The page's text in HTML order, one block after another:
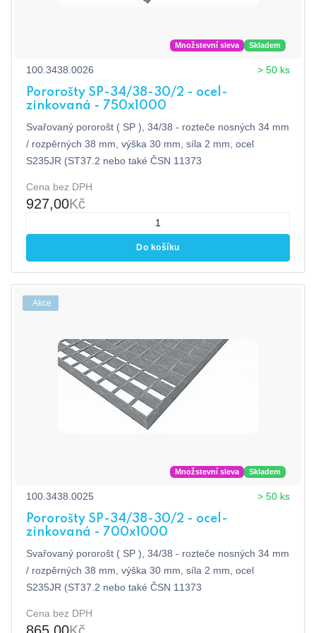
Množstevní sleva Skladem
100.3438.0026 > 50 ks
Pororošty SP-34/38-30/2 - ocel-
zinkovaná - 750x1000
Svařovaný pororošt ( SP ), 34/38 - rozteče nosných 34 mm
/ rozpěrných 38 mm, výška 30 mm, síla 2 mm, ocel
S235JR (ST37.2 nebo také ČSN 11373
Cena bez DPH
927,00Kč
Do košíku
Akce
Množstevní sleva Skladem
100.3438.0025 > 50 ks
Pororošty SP-34/38-30/2 - ocel-
zinkovaná - 700x1000
Svařovaný pororošt ( SP ), 34/38 - rozteče nosných 34 mm
/ rozpěrných 38 mm, výška 30 mm, síla 2 mm, ocel
S235JR (ST37.2 nebo také ČSN 11373
Cena bez DPH